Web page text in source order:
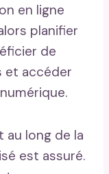
en ligne
planifier
de
et accéder
au long de la
est assuré.